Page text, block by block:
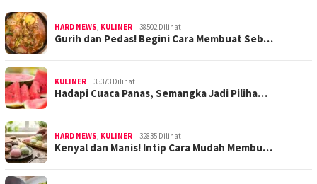
HARD NEWS, KULINER 38502 Dilihat
Gurih dan Pedas! Begini Cara Membuat Seb…
KULINER 35373 Dilihat
Hadapi Cuaca Panas, Semangka Jadi Piliha…
HARD NEWS, KULINER 32835 Dilihat
Kenyal dan Manis! Intip Cara Mudah Membu…